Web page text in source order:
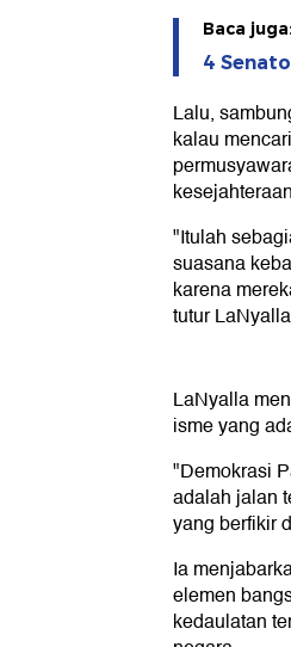
Baca juga:
4
Lalu,
kalau
"Itulah
suasana
karena
tutur
LaNyalla
isme yang
"Demokrasi
adalah jalan
yang berfikir
Ia
elemen
kedaulatan